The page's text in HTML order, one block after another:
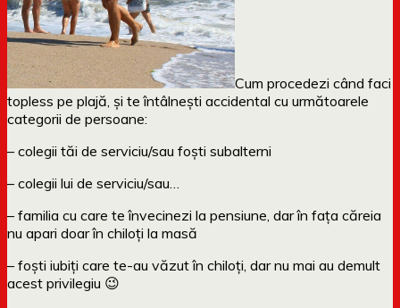
Cum procedezi când faci
topless pe plajă, și te întâlnești accidental cu următoarele
categorii de persoane:
– colegii tăi de serviciu/sau foști subalterni
– colegii lui de serviciu/sau…
– familia cu care te învecinezi la pensiune, dar în fața căreia
nu apari doar în chiloți la masă
– foști iubiți care te-au văzut în chiloți, dar nu mai au demult
acest privilegiu 😉